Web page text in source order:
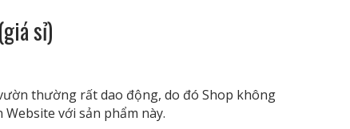
sỉ)
thường rất dao động, do đó Shop không
với sản phẩm này.